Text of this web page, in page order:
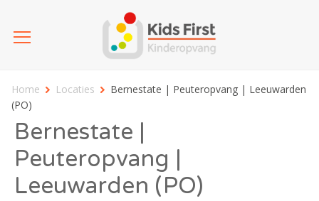
Home Locaties
Bernestate | Peuteropvang | Leeuwarden
(PO)
Bernestate |
Peuteropvang |
Leeuwarden (PO)